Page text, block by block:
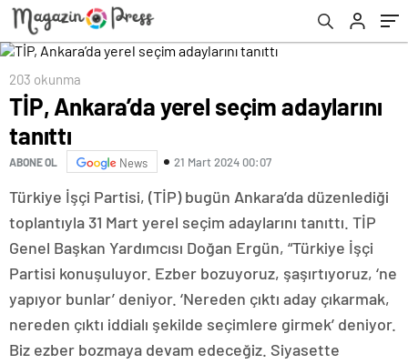
203 okunma
TİP, Ankara’da yerel seçim adaylarını
tanıttı
ABONE OL News 21 Mart 2024 00:07
Türkiye İşçi Partisi, (TİP) bugün Ankara’da düzenlediği
toplantıyla 31 Mart yerel seçim adaylarını tanıttı. TİP
Genel Başkan Yardımcısı Doğan Ergün, “Türkiye İşçi
Partisi konuşuluyor. Ezber bozuyoruz, şaşırtıyoruz, ‘ne
yapıyor bunlar’ deniyor. ‘Nereden çıktı aday çıkarmak,
nereden çıktı iddialı şekilde seçimlere girmek’ deniyor.
Biz ezber bozmaya devam edeceğiz. Siyasette